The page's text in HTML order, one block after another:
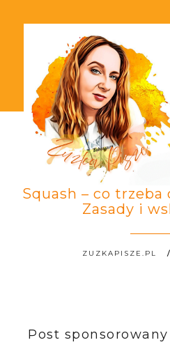
Squash – co
Zasady i
ZUZKAPISZE.PL
Post sponsorowany